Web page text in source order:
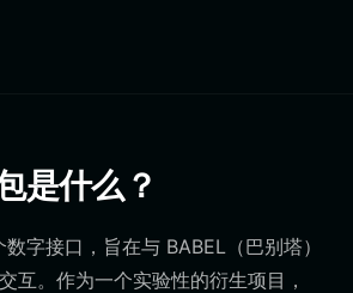
是什么？
字接口，旨在与 BABEL（巴别塔）
互。作为一个实验性的衍生项目，